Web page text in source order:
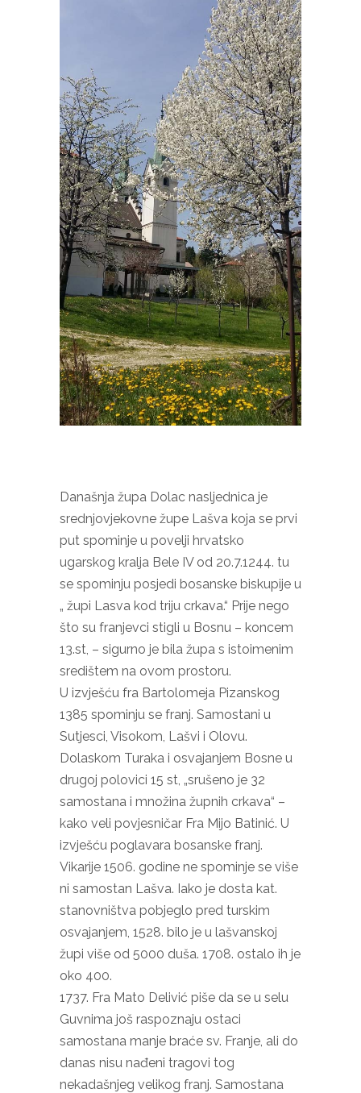
Današnja župa Dolac nasljednica je
srednjovjekovne župe Lašva koja se prvi
put spominje u povelji hrvatsko
ugarskog kralja Bele IV od 20.7.1244. tu
se spominju posjedi bosanske biskupije u
„ župi Lasva kod triju crkava.“ Prije nego
što su franjevci stigli u Bosnu – koncem
13.st, – sigurno je bila župa s istoimenim
središtem na ovom prostoru.
U izvješću fra Bartolomeja Pizanskog
1385 spominju se franj. Samostani u
Sutjesci, Visokom, Lašvi i Olovu.
Dolaskom Turaka i osvajanjem Bosne u
drugoj polovici 15 st, „srušeno je 32
samostana i množina župnih crkava“ –
kako veli povjesničar Fra Mijo Batinić. U
izvješću poglavara bosanske franj.
Vikarije 1506. godine ne spominje se više
ni samostan Lašva. Iako je dosta kat.
stanovništva pobjeglo pred turskim
osvajanjem, 1528. bilo je u lašvanskoj
župi više od 5000 duša. 1708. ostalo ih je
oko 400.
1737. Fra Mato Delivić piše da se u selu
Guvnima još raspoznaju ostaci
samostana manje braće sv. Franje, ali do
danas nisu nađeni tragovi tog
nekadašnjeg velikog franj. Samostana